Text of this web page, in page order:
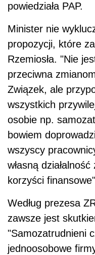
powiedziała PAP.
Minister nie
propozycji, które
Rzemiosła. "Nie
przeciwna
Związek, ale
wszystkich
osobie np.
bowiem
wszyscy
własną
korzyści
Według prezesa
zawsze jest
"Samozatrudnieni
jednoosobowe